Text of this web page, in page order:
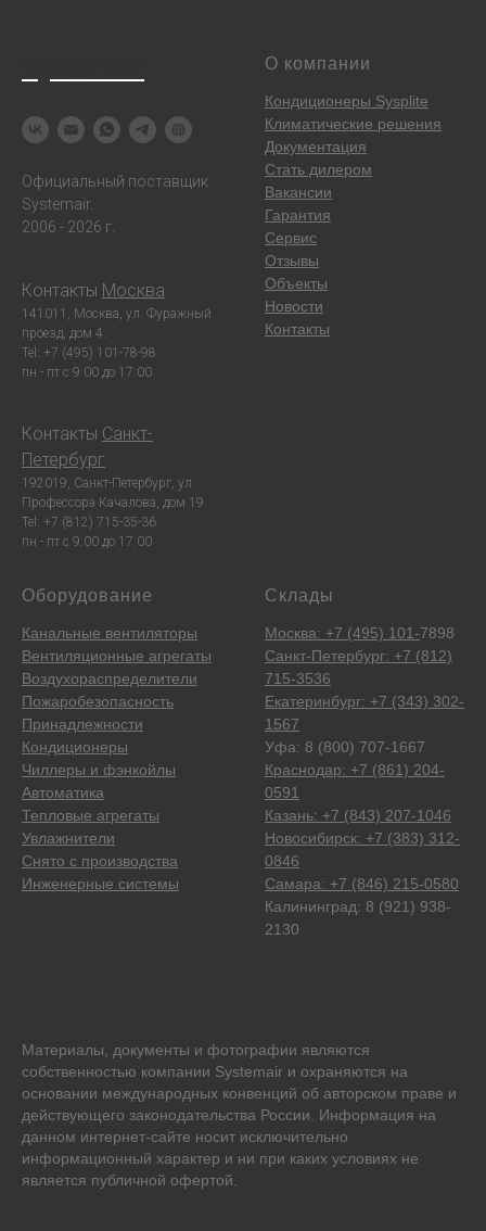
Официальный поставщик
Systemair.
2006 - 2026 г.
Контакты Москва
141011, Москва, ул. Фуражный
проезд, дом 4.
Tel: +7 (495) 101-78-98
пн - пт с 9:00 до 17:00
Контакты Санкт-
Петербург
192019, Санкт-Петербург, ул.
Профессора Качалова, дом 19.
Tel: +7 (812) 715-35-36
пн - пт с 9:00 до 17:00
О компании
Кондиционеры Sysplite
Климатические решения
Документация
Стать дилером
Вакансии
Гарантия
Сервис
Отзывы
Объекты
Новости
Контакты
Оборудование
Канальные вентиляторы
Вентиляционные агрегаты
Воздухораспределители
Пожаробезопасность
Принадлежности
Кондиционеры
Чиллеры и фэнкойлы
Автоматика
Тепловые агрегаты
Увлажнители
Снято с производства
Инженерные системы
Склады
Москва: +7 (495) 101-7898
Санкт-Петербург: +7 (812)
715-3536
Екатеринбург: +7 (343) 302-
1567
Уфа: 8 (800) 707-1667
Краснодар: +7 (861) 204-
0591
Казань: +7 (843) 207-1046
Новосибирск: +7 (383) 312-
0846
Самара: +7 (846) 215-0580
Калининград: 8 (921) 938-
2130
Материалы, документы и фотографии являются
собственностью компании Systemair и охраняются на
основании международных конвенций об авторском праве и
действующего законодательства России. Информация на
данном интернет-сайте носит исключительно
информационный характер и ни при каких условиях не
является публичной офертой.